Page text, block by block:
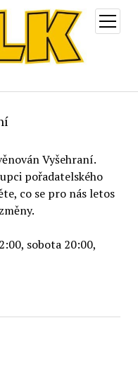
otevřít
menu
Vyšehraní.
pořadatelského
co se pro nás letos
sobota 20:00,